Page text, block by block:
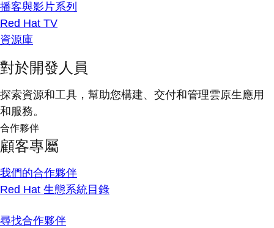
播客與影片系列
Red Hat TV
資源庫
對於開發人員
探索資源和工具，幫助您構建、交付和管理雲原生應用
和服務。
合作夥伴
顧客專屬
我們的合作夥伴
Red Hat 生態系統目錄
尋找合作夥伴